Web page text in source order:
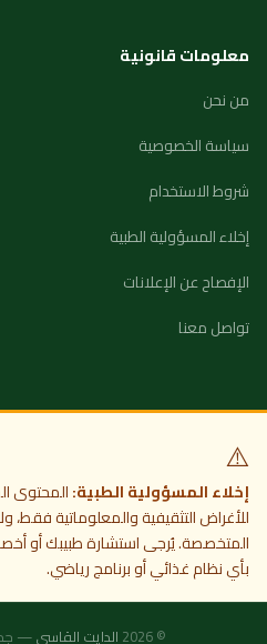
معلومات قانونية
من نحن
سياسة الخصوصية
شروط الاستخدام
إخلاء المسؤولية الطبية
الإفصاح عن الإعلانات
تواصل معنا
⚠️
إخلاء المسؤولية الطبية:المحتوى
للأغراض التثقيفية والمعلوماتية فقط،
المتخصصة. يُرجى استشارة طبيبك أو
بأي نظام غذائي أو برنامج رياضي.
© 2026 الدايت القاسي—